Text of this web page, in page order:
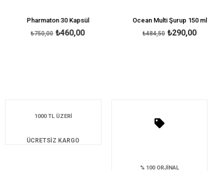
Pharmaton 30 Kapsül
₺460,00
₺750,00
Ocean Multi Şurup 150 ml
₺290,00
₺484,50
1000 TL ÜZERİ
ÜCRETSİZ KARGO
% 100 ORJİNAL